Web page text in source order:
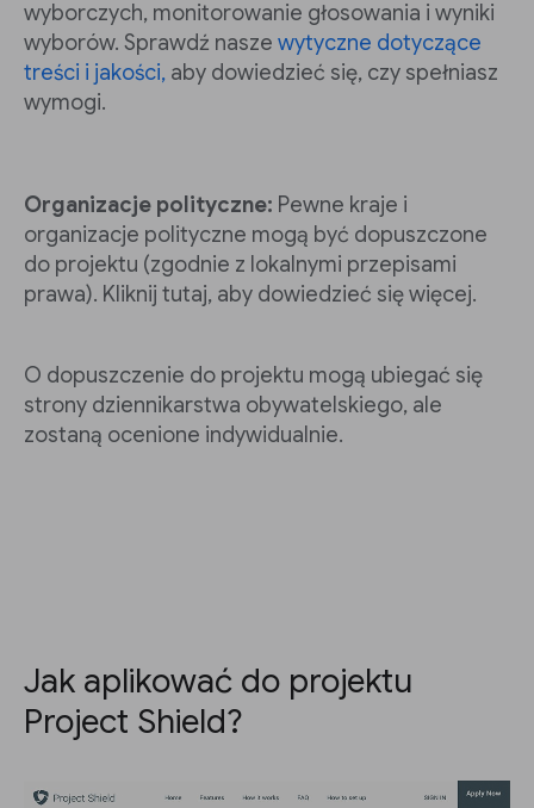
wyborczych, monitorowanie głosowania i wyniki
wyborów. Sprawdź nasze wytyczne dotyczące
treści i jakości, aby dowiedzieć się, czy spełniasz
wymogi.
Organizacje polityczne: Pewne kraje i
organizacje polityczne mogą być dopuszczone
do projektu (zgodnie z lokalnymi przepisami
prawa). Kliknij tutaj, aby dowiedzieć się więcej.
O dopuszczenie do projektu mogą ubiegać się
strony dziennikarstwa obywatelskiego, ale
zostaną ocenione indywidualnie.
Jak aplikować do projektu
Project Shield?